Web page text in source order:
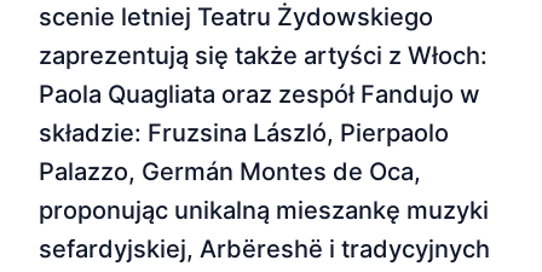
scenie letniej Teatru Żydowskiego
zaprezentują się także artyści z Włoch:
Paola Quagliata oraz zespół Fandujo w
składzie: Fruzsina László, Pierpaolo
Palazzo, Germán Montes de Oca,
proponując unikalną mieszankę muzyki
sefardyjskiej, Arbëreshë i tradycyjnych